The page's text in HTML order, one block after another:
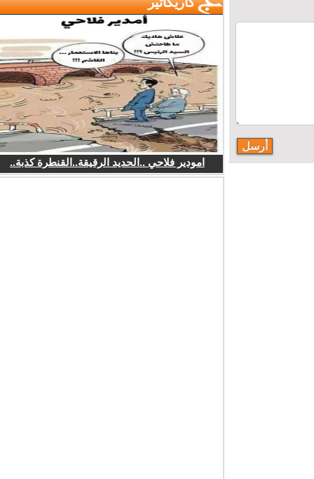
امودير فلاحي ..الحديد الرقيقة..القنطرة كذبة..